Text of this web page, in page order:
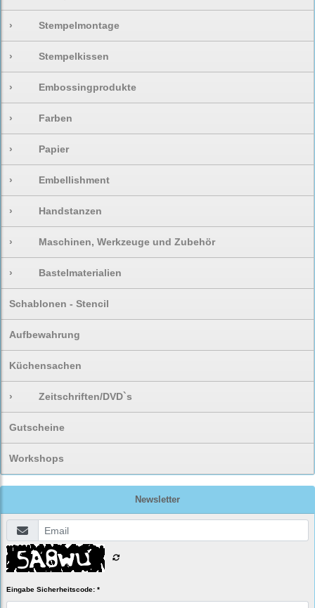
› Stempelmontage
› Stempelkissen
› Embossingprodukte
› Farben
› Papier
› Embellishment
› Handstanzen
› Maschinen, Werkzeuge und Zubehör
› Bastelmaterialien
Schablonen - Stencil
Aufbewahrung
Küchensachen
› Zeitschriften/DVD`s
Gutscheine
Workshops
Newsletter
Eingabe Sicherheitscode: *